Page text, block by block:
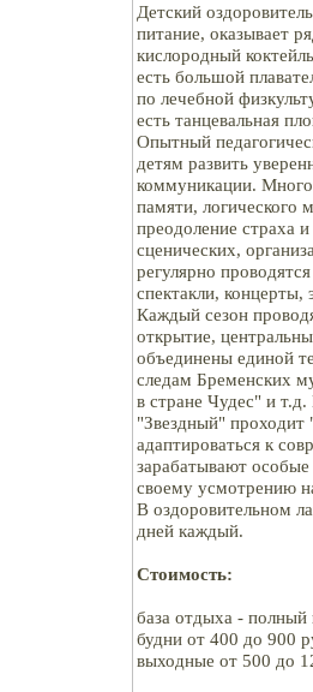
Детский
питание, оказывает
кислородный
есть большой
по лечебной
есть танцевальная
Опытный
детям развить
коммуникации.
памяти, логического
преодоление страха
сценических,
регулярно
спектакли, концерты,
Каждый сезон
открытие,
объединены единой
следам Бременских
в стране Чудес" и т.д.
"Звездный" проходит
адаптироваться к
зарабатывают
своему усмотрению
В оздоровительном
дней каждый.
Стоимость:
база отдыха - полный
будни от 400 до 900
выходные от 500 до